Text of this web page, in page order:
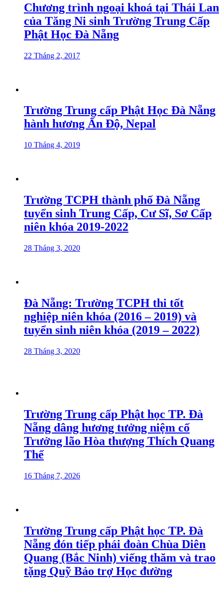
Chương trình ngoại khoá tại Thái Lan
của Tăng Ni sinh Trường Trung Cấp
Phật Học Đà Nẵng
22 Tháng 2, 2017
Trường Trung cấp Phật Học Đà Nẵng
hành hương Ấn Độ, Nepal
10 Tháng 4, 2019
Trường TCPH thành phố Đà Nẵng
tuyển sinh Trung Cấp, Cư Sĩ, Sơ Cấp
niên khóa 2019-2022
28 Tháng 3, 2020
Đà Nẵng: Trường TCPH thi tốt
nghiệp niên khóa (2016 – 2019) và
tuyển sinh niên khóa (2019 – 2022)
28 Tháng 3, 2020
Trường Trung cấp Phật học TP. Đà
Nẵng dâng hương tưởng niệm cố
Trưởng lão Hòa thượng Thích Quang
Thể
16 Tháng 7, 2026
Trường Trung cấp Phật học TP. Đà
Nẵng đón tiếp phái đoàn Chùa Diên
Quang (Bắc Ninh) viếng thăm và trao
tặng Quỹ Bảo trợ Học đường